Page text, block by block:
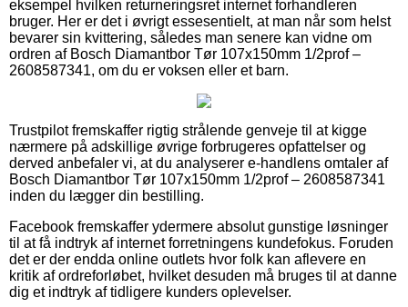
eksempel hvilken returneringsret internet forhandleren
bruger. Her er det i øvrigt essesentielt, at man når som helst
bevarer sin kvittering, således man senere kan vidne om
ordren af Bosch Diamantbor Tør 107x150mm 1/2prof –
2608587341, om du er voksen eller et barn.
Trustpilot fremskaffer rigtig strålende genveje til at kigge
nærmere på adskillige øvrige forbrugeres opfattelser og
derved anbefaler vi, at du analyserer e-handlens omtaler af
Bosch Diamantbor Tør 107x150mm 1/2prof – 2608587341
inden du lægger din bestilling.
Facebook fremskaffer ydermere absolut gunstige løsninger
til at få indtryk af internet forretningens kundefokus. Foruden
det er der endda online outlets hvor folk kan aflevere en
kritik af ordreforløbet, hvilket desuden må bruges til at danne
dig et indtryk af tidligere kunders oplevelser.